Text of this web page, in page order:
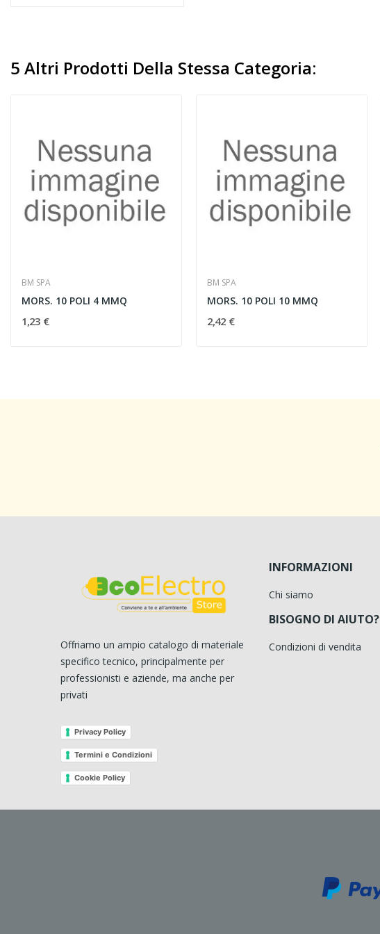
5 Altri Prodotti Della Stessa Categoria:
BM SPA
MORS. 10 POLI 4 MMQ
1,23 €
BM SPA
MORS. 10 POLI 10 MMQ
2,42 €
Offriamo un ampio catalogo di materiale
specifico tecnico, principalmente per
professionisti e aziende, ma anche per
privati
Privacy Policy
Termini e Condizioni
Cookie Policy
INFORMAZIONI
Chi siamo
BISOGNO DI AIUTO?
Condizioni di vendita